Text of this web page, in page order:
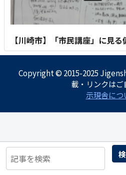
【川崎市】「市民講座」に見る
Copyright © 2015-2025
載・リンクはご
示現舎につ